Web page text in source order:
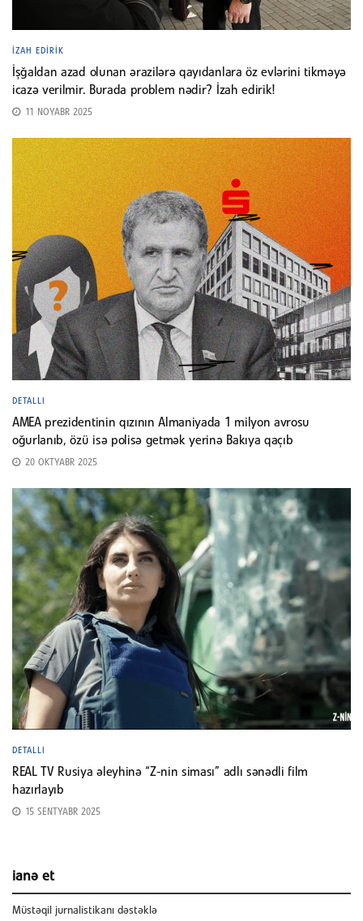
İZAH EDIRIK
İşğaldan azad olunan ərazilərə qayıdanlara öz evlərini tikməyə
icazə verilmir. Burada problem nədir? İzah edirik!
11 NOYABR 2025
DETALLI
AMEA prezidentinin qızının Almaniyada 1 milyon avrosu
oğurlanıb, özü isə polisə getmək yerinə Bakıya qaçıb
20 OKTYABR 2025
DETALLI
REAL TV Rusiya əleyhinə “Z-nin siması” adlı sənədli film
hazırlayıb
15 SENTYABR 2025
ianə et
Müstəqil jurnalistikanı dəstəklə